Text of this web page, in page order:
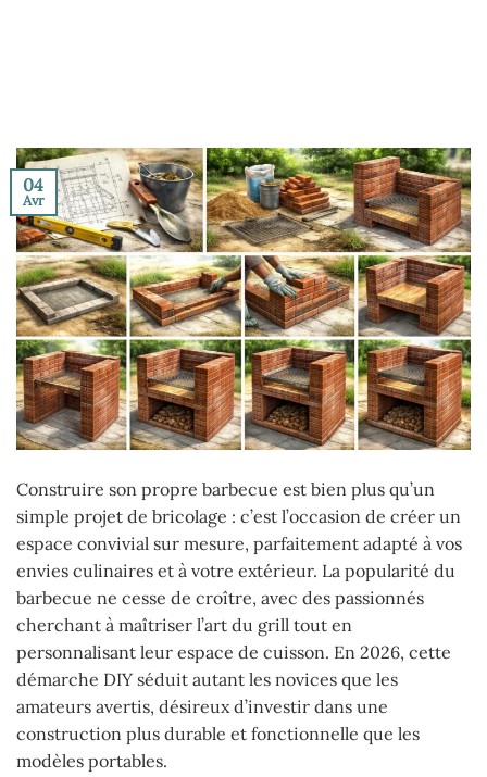
04
Avr
Construire son propre barbecue est bien plus qu’un
simple projet de bricolage : c’est l’occasion de créer un
espace convivial sur mesure, parfaitement adapté à vos
envies culinaires et à votre extérieur. La popularité du
barbecue ne cesse de croître, avec des passionnés
cherchant à maîtriser l’art du grill tout en
personnalisant leur espace de cuisson. En 2026, cette
démarche DIY séduit autant les novices que les
amateurs avertis, désireux d’investir dans une
construction plus durable et fonctionnelle que les
modèles portables.